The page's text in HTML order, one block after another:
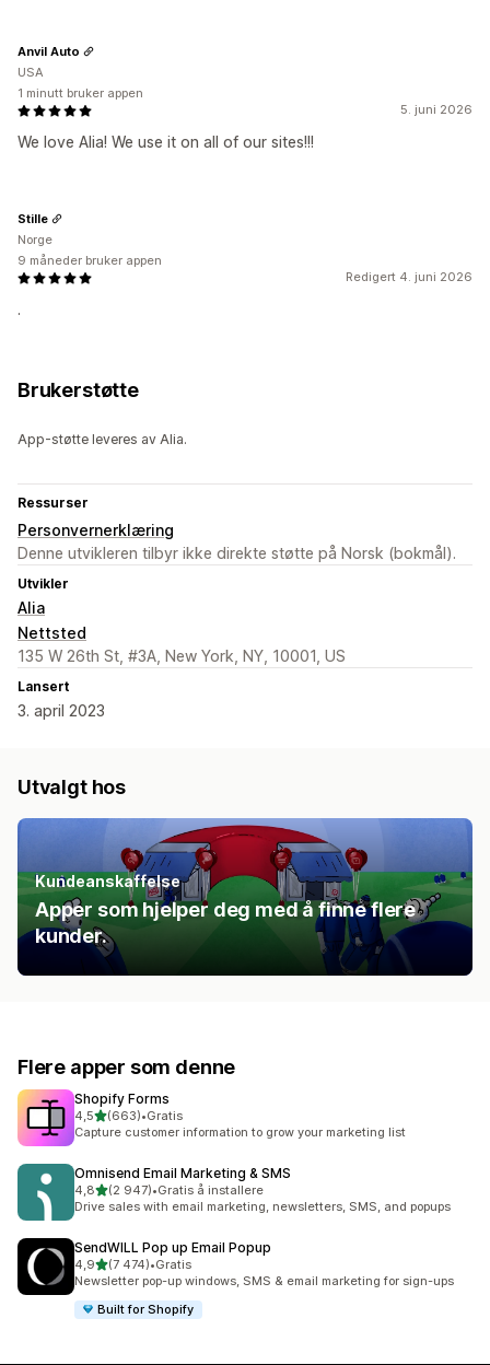
5. juni 2026
We love Alia! We use it on all of our sites!!!
Anvil Auto
USA
1 minutt bruker appen
Redigert 4. juni 2026
.
Stille
Norge
9 måneder bruker appen
Brukerstøtte
App-støtte leveres av Alia.
Ressurser
Personvernerklæring
Denne utvikleren tilbyr ikke direkte støtte på Norsk (bokmål).
Utvikler
Alia
Nettsted
135 W 26th St, #3A, New York, NY, 10001, US
Lansert
3. april 2023
Utvalgt hos
Kundeanskaffelse
Apper som hjelper deg med å finne flere
kunder.
Flere apper som denne
Shopify Forms
4,5av 5 stjerner
(663)
Totalt 663 omtaler
•Gratis
Capture customer information to grow your marketing list
Omnisend Email Marketing & SMS
4,8av 5 stjerner
(2 947)
Totalt 2947 omtaler
•Gratis å installere
Drive sales with email marketing, newsletters, SMS, and popups
SendWILL Pop up Email Popup
4,9av 5 stjerner
(7 474)
Totalt 7474 omtaler
•Gratis
Newsletter pop-up windows, SMS & email marketing for sign-ups
Built for Shopify